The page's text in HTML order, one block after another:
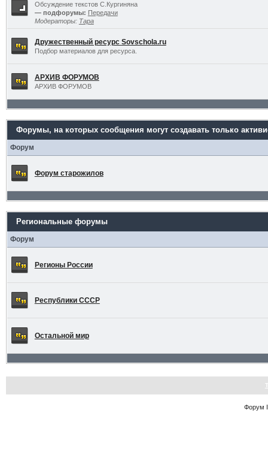
Обсуждение текстов С.Кургиняна
— подфорумы: Передачи
Модераторы: Тара
Дружественный ресурс Sovschola.ru
Подбор материалов для ресурса.
АРХИВ ФОРУМОВ
АРХИВ ФОРУМОВ
Форумы, на которых сообщения могут создавать только
Форум
Форум старожилов
Региональные форумы
Форум
Регионы России
Республики СССР
Остальной мир
Форум